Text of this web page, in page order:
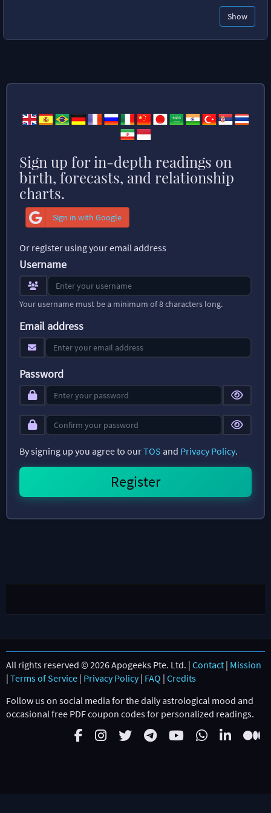
Show
Sign up for in-depth readings on
birth, forecasts, and relationship
charts.
Sign in with Google
Or register using your email address
Username
Your username must be a minimum of 8 characters long.
Email address
Password
By signing up you agree to ourTOS and Privacy Policy.
All rights reserved © 2026 Apogeeks Pte. Ltd. | Contact | Mission
| Terms of Service | Privacy Policy| FAQ | Credits
Follow us on social media for the daily astrological mood and
occasional free PDF coupon codes for personalized readings.